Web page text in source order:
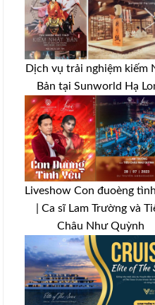
Dịch vụ trải nghiệm kiếm
Bản tại Sunworld Hạ
Liveshow Con đuoèng
| Ca sĩ Lam Trường và
Châu Như Quỳnh